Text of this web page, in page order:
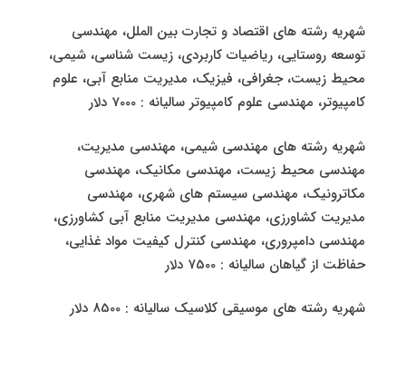
شهریه رشته های اقتصاد و تجارت بین الملل، مهندسی
توسعه روستایی، ریاضیات کاربردی، زیست شناسی، شیمی،
محیط زیست، جغرافی، فیزیک، مدیریت منابع آبی، علوم
کامپیوتر، مهندسی علوم کامپیوتر سالیانه : 7000 دلار
شهریه رشته های مهندسی شیمی، مهندسی مدیریت،
مهندسی محیط زیست، مهندسی مکانیک، مهندسی
مکاترونیک، مهندسی سیستم های شهری، مهندسی
مدیریت کشاورزی، مهندسی مدیریت منابع آبی کشاورزی،
مهندسی دامپروری، مهندسی کنترل کیفیت مواد غذایی،
حفاظت از گیاهان سالیانه : 7500 دلار
شهریه رشته های موسیقی کلاسیک سالیانه : 8500 دلار